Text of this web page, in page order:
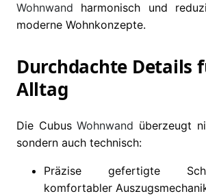
Wohnwand harmonisch und
moderne Wohnkonzepte.
Durchdachte Details
Alltag
Die CubusWohnwand überzeugt
sondern auch technisch:
Präzise gefertigte
komfortabler